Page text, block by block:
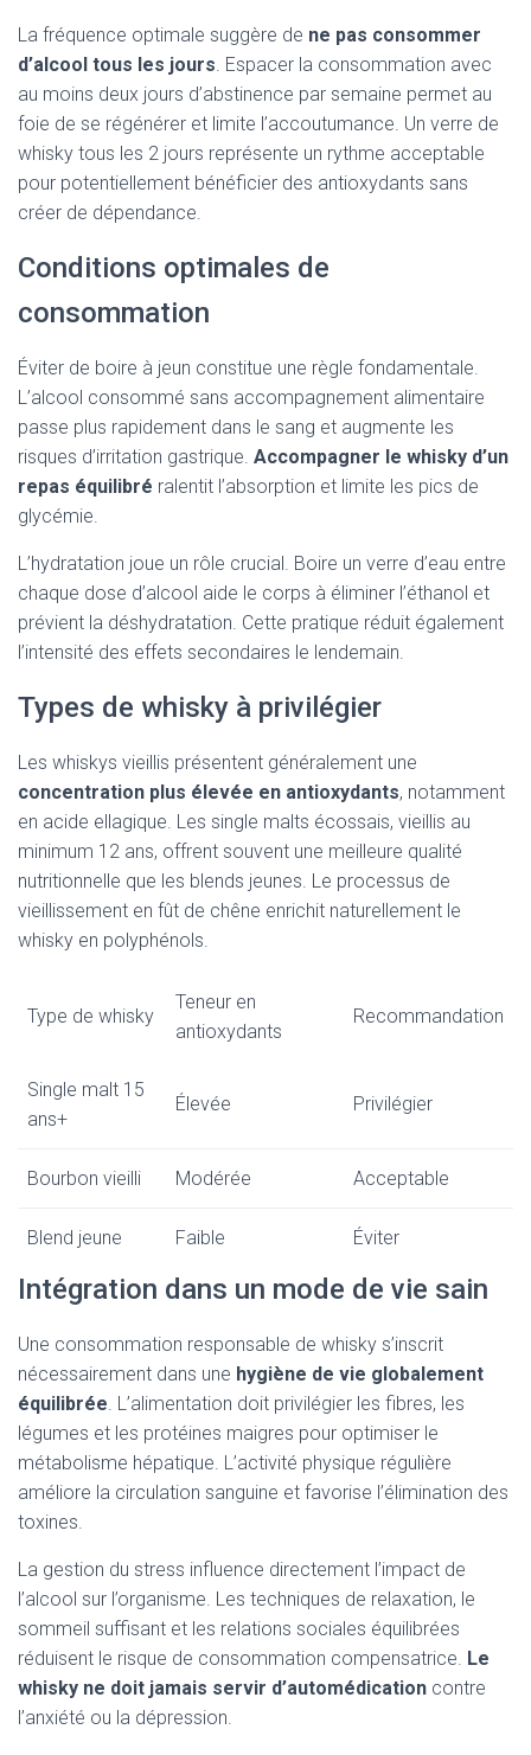
La fréquence optimale suggère de ne pas consommer
d’alcool tous les jours. Espacer la consommation avec
au moins deux jours d’abstinence par semaine permet au
foie de se régénérer et limite l’accoutumance. Un verre de
whisky tous les 2 jours représente un rythme acceptable
pour potentiellement bénéficier des antioxydants sans
créer de dépendance.
Conditions optimales de
consommation
Éviter de boire à jeun constitue une règle fondamentale.
L’alcool consommé sans accompagnement alimentaire
passe plus rapidement dans le sang et augmente les
risques d’irritation gastrique. Accompagner le whisky d’un
repas équilibré ralentit l’absorption et limite les pics de
glycémie.
L’hydratation joue un rôle crucial. Boire un verre d’eau entre
chaque dose d’alcool aide le corps à éliminer l’éthanol et
prévient la déshydratation. Cette pratique réduit également
l’intensité des effets secondaires le lendemain.
Types de whisky à privilégier
Les whiskys vieillis présentent généralement une
concentration plus élevée en antioxydants, notamment
en acide ellagique. Les single malts écossais, vieillis au
minimum 12 ans, offrent souvent une meilleure qualité
nutritionnelle que les blends jeunes. Le processus de
vieillissement en fût de chêne enrichit naturellement le
whisky en polyphénols.
Type de whisky
Teneur en
antioxydants
Recommandation
Single malt 15
ans+
Élevée Privilégier
Bourbon vieilli Modérée Acceptable
Blend jeune Faible Éviter
Intégration dans un mode de vie sain
Une consommation responsable de whisky s’inscrit
nécessairement dans une hygiène de vie globalement
équilibrée. L’alimentation doit privilégier les fibres, les
légumes et les protéines maigres pour optimiser le
métabolisme hépatique. L’activité physique régulière
améliore la circulation sanguine et favorise l’élimination des
toxines.
La gestion du stress influence directement l’impact de
l’alcool sur l’organisme. Les techniques de relaxation, le
sommeil suffisant et les relations sociales équilibrées
réduisent le risque de consommation compensatrice. Le
whisky ne doit jamais servir d’automédication contre
l’anxiété ou la dépression.